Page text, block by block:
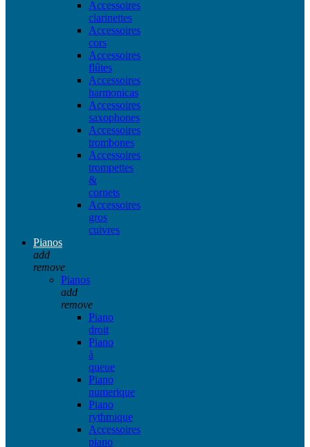
Accessoires
clarinettes
Accessoires
cors
Accessoires
flûtes
Accessoires
harmonicas
Accessoires
saxophones
Accessoires
trombones
Accessoires
trompettes
&
cornets
Accessoires
gros
cuivres
Pianos
add
remove
Pianos
add
remove
Piano
droit
Piano
à
queue
Piano
numerique
Piano
rythmique
Accessoires
piano